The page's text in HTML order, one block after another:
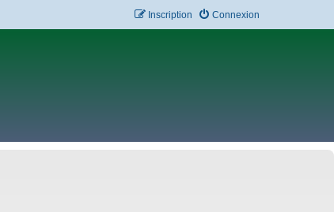
Connexion
Inscription